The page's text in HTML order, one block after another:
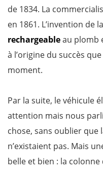
de 1834. La
en 1861. L’invention de la
rechargeableau plomb
à l’origine du succès
moment.
Par la suite, le véhicule
attention mais nous
chose, sans oublier que
n’existaient pas. Mais
belle et bien : la colonne